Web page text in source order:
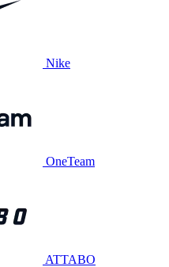
Nike
OneTeam
ATTABO